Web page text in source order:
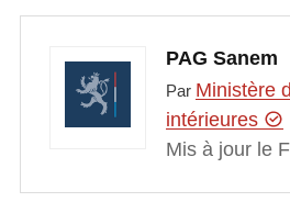
PAG Sanem
Par Ministère
intérieures
Mis à jour le